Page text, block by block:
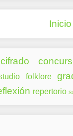
Inicio
cifrado
folklore
repertorio